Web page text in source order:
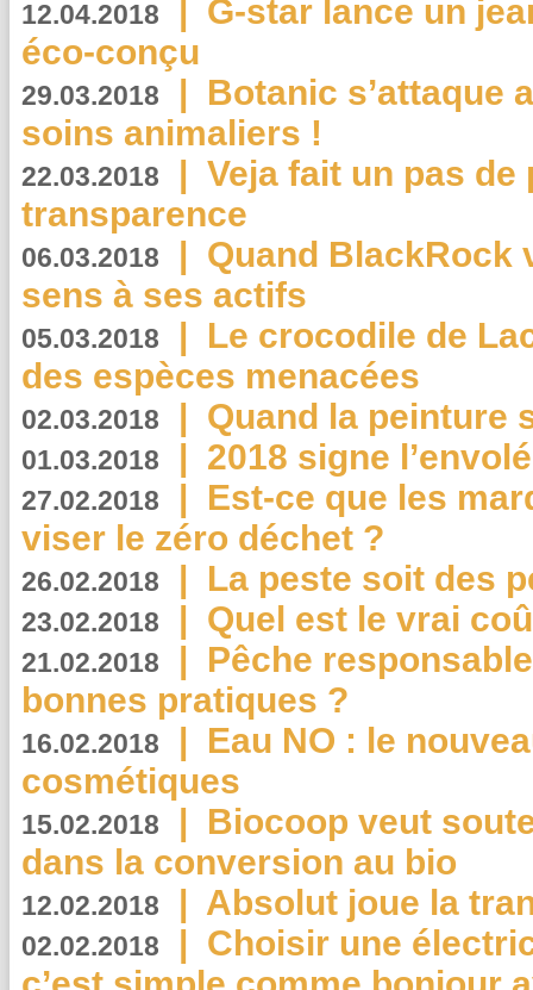
12.04.2018 | G-star lance un
éco-conçu
29.03.2018 | Botanic s’attaque
soins animaliers !
22.03.2018 | Veja fait un pas de
transparence
06.03.2018 | Quand BlackRock
sens à ses actifs
05.03.2018 | Le crocodile de
des espèces menacées
02.03.2018 | Quand la peinture
01.03.2018 | 2018 signe
27.02.2018 | Est-ce que les
viser le zéro déchet ?
26.02.2018 | La peste soit des
23.02.2018 | Quel est le vrai
21.02.2018 | Pêche
bonnes pratiques ?
16.02.2018 | Eau NO : le
cosmétiques
15.02.2018 | Biocoop veut
dans la conversion au bio
12.02.2018 | Absolut joue la
02.02.2018 | Choisir une